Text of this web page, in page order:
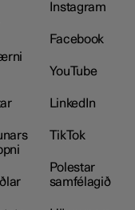
Instagram
Facebook
YouTube
LinkedIn
TikTok
Polestar
samfélagið